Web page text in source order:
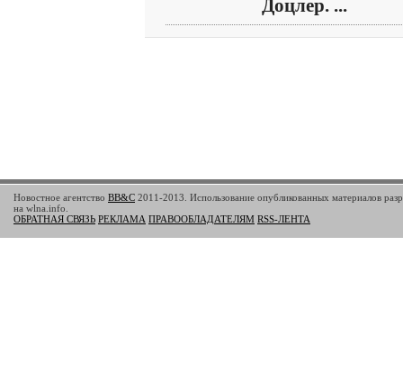
Доцлер. ...
Новостное агентство BB&C 2011-2013. Использование опубликованных материалов
на wlna.info.
ОБРАТНАЯ СВЯЗЬ РЕКЛАМА ПРАВООБЛАДАТЕЛЯМ RSS-ЛЕНТА